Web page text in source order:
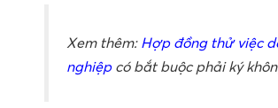
Xem thêm: Hợp đồng thử việc
nghiệpcó bắt buộc phải ký